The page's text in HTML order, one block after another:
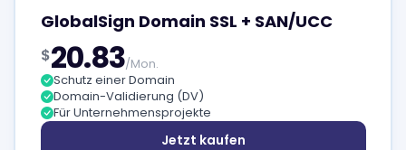
GlobalSign Domain SSL + SAN/UCC
$20.83/Mon.
Schutz einer Domain
Domain-Validierung (DV)
Für Unternehmensprojekte
Jetzt kaufen